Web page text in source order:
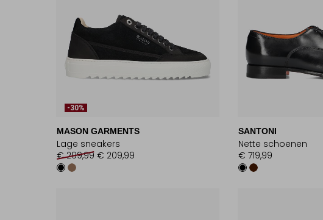
-30%
MASON GARMENTS
Lage sneakers
€ 299,99 € 209,99
SANTONI
Nette schoenen
€ 719,99